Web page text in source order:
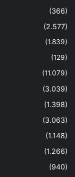
(366)
(2.577)
(1.839)
(129)
(11.079)
(3.039)
(1.398)
(3.063)
(1.148)
(1.266)
(940)